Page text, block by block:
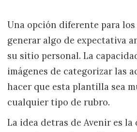
Una opción diferente para
generar algo de expectativa
su sitio personal. La
imágenes de categorizar las
hacer que esta plantilla sea
cualquier tipo de rubro.
La idea detras de Avenir es